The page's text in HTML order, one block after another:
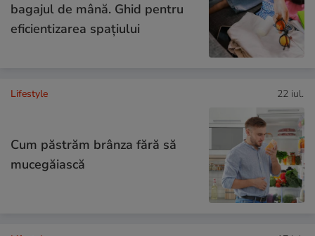
bagajul de mână. Ghid pentru
eficientizarea spaţiului
Lifestyle 22 iul.
Cum păstrăm brânza fără să
mucegăiască